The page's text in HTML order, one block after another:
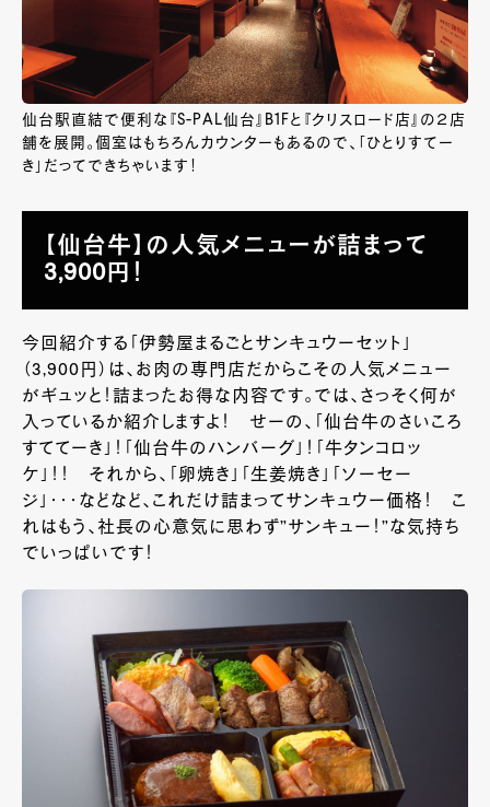
仙台駅直結で便利な『S-PAL仙台』B1Fと『クリスロード店』の２店
舗を展開。個室はもちろんカウンターもあるので、「ひとりすてー
き」だってできちゃいます！
【仙台牛】の人気メニューが詰まって
3,900円！
今回紹介する「伊勢屋まるごとサンキュウーセット」
（3,900円）は、お肉の専門店だからこその人気メニュー
がギュッと！詰まったお得な内容です。では、さっそく何が
入っているか紹介しますよ！ せーの、「仙台牛のさいころ
すててーき」！「仙台牛のハンバーグ」！「牛タンコロッ
ケ」！！ それから、「卵焼き」「生姜焼き」「ソーセー
ジ」・・・などなど、これだけ詰まってサンキュウー価格！ こ
れはもう、社長の心意気に思わず”サンキュー！”な気持ち
でいっぱいです！